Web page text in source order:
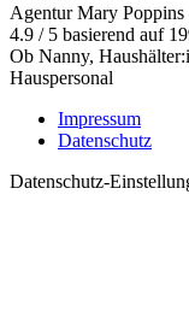
Agentur Mary Poppins
4.9 / 5 basierend auf
Ob Nanny,
Hauspersonal
Impressum
Datenschutz
Datenschutz-